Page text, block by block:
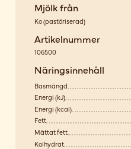
Mjölk från
Ko(pastöriserad)
Artikelnummer
106500
Näringsinnehåll
Basmängd
Energi (kJ)
Energi (kcal)
Fett
Mättat fett
Kolhydrat